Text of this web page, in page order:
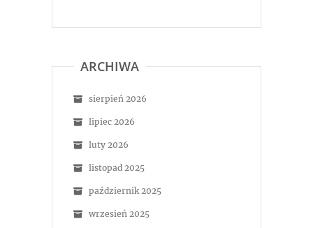
ARCHIWA
sierpień 2026
lipiec 2026
luty 2026
listopad 2025
październik 2025
wrzesień 2025